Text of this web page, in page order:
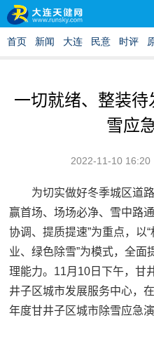
一切就绪、整装
雪应
2022-11-10 16:20
为切实做好冬季城区道
赢首场、场场必净、雪中路
协调、提质提速”为重点，以
业、绿色除雪”为模式，全面
理能力。11月10日下午，甘
井子区城市发展服务中心，
年度甘井子区城市除雪应急演